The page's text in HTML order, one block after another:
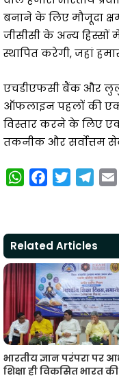
बनाने के लिए मौजूदा
जीसीसी के अन्य
स्थापित करेगी, जहां
एचडीएफसी बैंक और
ऑफलाइन पहलों की एक
विस्तार करने के लिए
तकनीक और सर्वोत्तम
W
t
s
A
p
p
e
b
o
o
k
t
t
e
r
e
g
r
a
m
i
Related Articles
भारतीय ज्ञान परंपरा पर
शिक्षा ही विकसित भारत की